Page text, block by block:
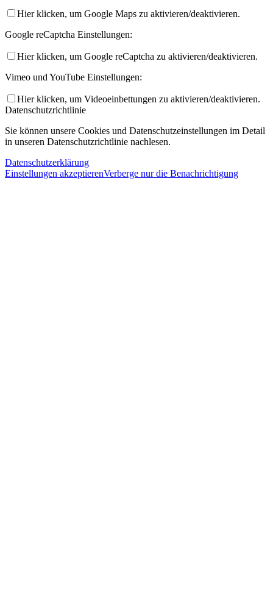
Hier klicken, um Google Maps zu aktivieren/deaktivieren.
Google reCaptcha Einstellungen:
Hier klicken, um Google reCaptcha zu aktivieren/deaktivieren.
Vimeo und YouTube Einstellungen:
Hier klicken, um Videoeinbettungen zu aktivieren/deaktivieren.
Datenschutzrichtlinie
Sie können unsere Cookies und Datenschutzeinstellungen im Detail
in unseren Datenschutzrichtlinie nachlesen.
Datenschutzerklärung
Einstellungen akzeptierenVerberge nur die Benachrichtigung